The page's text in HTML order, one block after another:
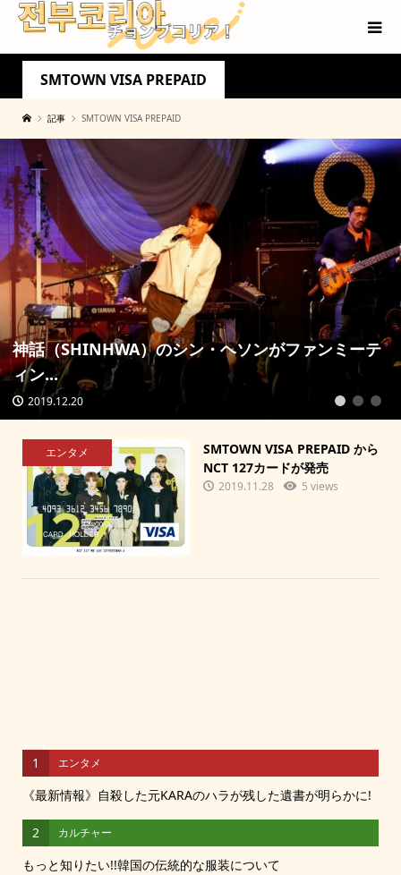
SMTOWN VISA PREPAID
記事 SMTOWN VISA PREPAID
神話（SHINHWA）のシン・ヘソンがファンミーテ
ィン...
2019.12.20 1 2 3
エンタメ
SMTOWN VISA PREPAID から
NCT 127カードが発売
2019.11.28 5 views
1 エンタメ
《最新情報》自殺した元KARAのハラが残した遺書が明らかに!
2 カルチャー
もっと知りたい!!韓国の伝統的な服装について